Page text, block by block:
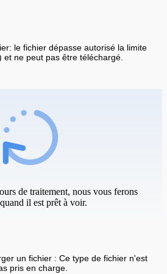
le fichier dépasse autorisé la limite
et ne peut pas être téléchargé.
de traitement, nous vous ferons
il est prêt à voir.
un fichier : Ce type de fichier n'est
pris en charge.